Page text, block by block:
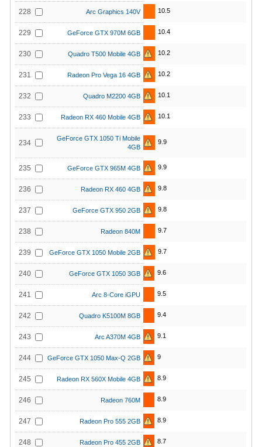
228 Arc Graphics 140V 10.5
229 GeForce GTX 970M 6GB 10.4
230 Quadro T500 Mobile 4GB 10.2
231 Radeon Pro Vega 16 4GB 10.2
232 Quadro M2200 4GB 10.1
233 Radeon RX 460 Mobile 4GB 10.1
234
GeForce GTX 1050 Ti Mobile
4GB
9.9
235 GeForce GTX 965M 4GB 9.9
236 Radeon RX 460 4GB 9.8
237 GeForce GTX 950 2GB 9.8
238 Radeon 840M 9.7
239 GeForce GTX 1050 Mobile 2GB 9.7
240 GeForce GTX 1050 3GB 9.6
241 Arc 8-Core iGPU 9.5
242 Quadro K5100M 8GB 9.4
243 Arc A370M 4GB 9.1
244 GeForce GTX 1050 Max-Q 2GB 9
245 Radeon RX 560X Mobile 4GB 8.9
246 Radeon 760M 8.9
247 Radeon Pro 555 2GB 8.9
248 Radeon Pro 455 2GB 8.7